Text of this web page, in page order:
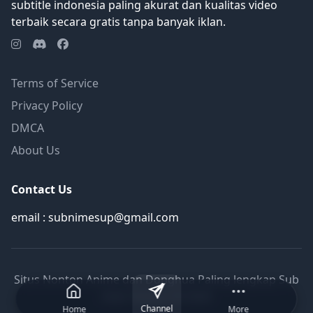
subtitle indonesia paling akurat dan kualitas video
terbaik secara gratis tanpa banyak iklan.
Terms of Service
Privacy Policy
DMCA
About Us
Contact Us
email : subnimesup@gmail.com
Situs Nonton Anime dan Donghua Paling lengkap Sub
Indo Terbaru © 2026
Home Channel More